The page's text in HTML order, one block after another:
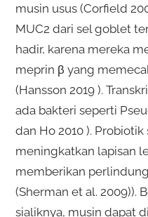
musin usus (Corfield
MUC2 dari sel goblet
hadir, karena mereka
meprin β yang
(Hansson 2019 ).
ada bakteri seperti
dan Ho 2010 ).
meningkatkan lapisan
memberikan
(Sherman et al. 2009)).
sialiknya, musin dapat